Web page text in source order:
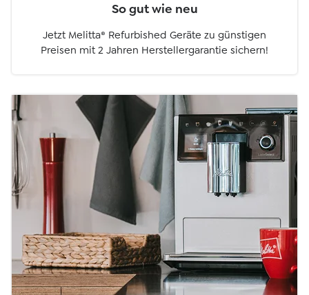
So gut wie neu
Jetzt Melitta® Refurbished Geräte zu günstigen
Preisen mit 2 Jahren Herstellergarantie sichern!